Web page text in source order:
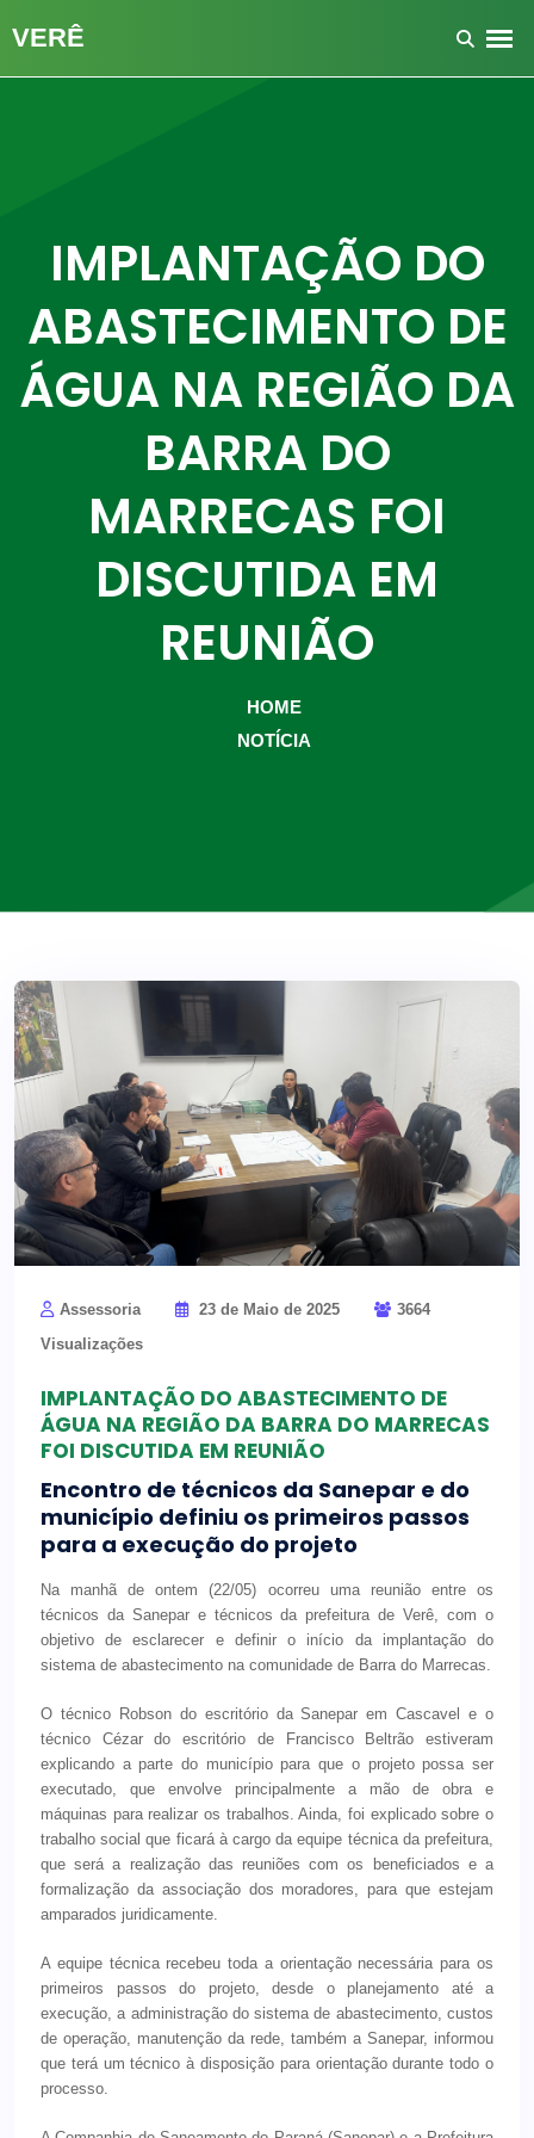
IMPLANTAÇÃO DO
ABASTECIMENTO DE
ÁGUA NA REGIÃO DA
BARRA DO
MARRECAS FOI
DISCUTIDA EM
REUNIÃO
HOME
NOTÍCIA
Assessoria 23 de Maio de 2025
3664
Visualizações
IMPLANTAÇÃO DO ABASTECIMENTO DE
ÁGUA NA REGIÃO DA BARRA DO MARRECAS
FOI DISCUTIDA EM REUNIÃO
Encontro de técnicos da Sanepar e do
município definiu os primeiros passos
para a execução do projeto
Na manhã de ontem (22/05) ocorreu uma reunião entre os
técnicos da Sanepar e técnicos da prefeitura de Verê, com o
objetivo de esclarecer e definir o início da implantação do
sistema de abastecimento na comunidade de Barra do Marrecas.
O técnico Robson do escritório da Sanepar em Cascavel e o
técnico Cézar do escritório de Francisco Beltrão estiveram
explicando a parte do município para que o projeto possa ser
executado, que envolve principalmente a mão de obra e
máquinas para realizar os trabalhos. Ainda, foi explicado sobre o
trabalho social que ficará à cargo da equipe técnica da prefeitura,
que será a realização das reuniões com os beneficiados e a
formalização da associação dos moradores, para que estejam
amparados juridicamente.
A equipe técnica recebeu toda a orientação necessária para os
primeiros passos do projeto, desde o planejamento até a
execução, a administração do sistema de abastecimento, custos
de operação, manutenção da rede, também a Sanepar, informou
que terá um técnico à disposição para orientação durante todo o
processo.